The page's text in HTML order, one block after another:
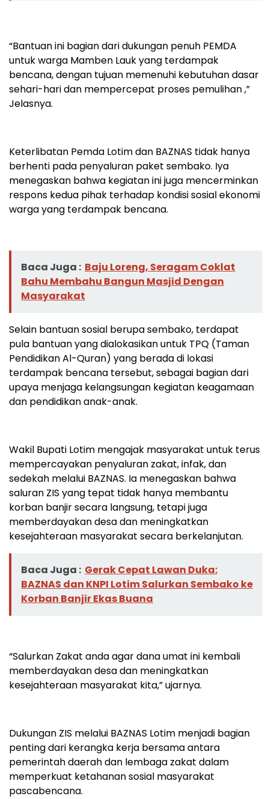
“Bantuan ini bagian dari dukungan penuh PEMDA
untuk warga Mamben Lauk yang terdampak
bencana, dengan tujuan memenuhi kebutuhan dasar
sehari-hari dan mempercepat proses pemulihan ,”
Jelasnya.
Keterlibatan Pemda Lotim dan BAZNAS tidak hanya
berhenti pada penyaluran paket sembako. Iya
menegaskan bahwa kegiatan ini juga mencerminkan
respons kedua pihak terhadap kondisi sosial ekonomi
warga yang terdampak bencana.
Baca Juga : Baju Loreng, Seragam Coklat
Bahu Membahu Bangun Masjid Dengan
Masyarakat
Selain bantuan sosial berupa sembako, terdapat
pula bantuan yang dialokasikan untuk TPQ (Taman
Pendidikan Al-Quran) yang berada di lokasi
terdampak bencana tersebut, sebagai bagian dari
upaya menjaga kelangsungan kegiatan keagamaan
dan pendidikan anak-anak.
Wakil Bupati Lotim mengajak masyarakat untuk terus
mempercayakan penyaluran zakat, infak, dan
sedekah melalui BAZNAS. Ia menegaskan bahwa
saluran ZIS yang tepat tidak hanya membantu
korban banjir secara langsung, tetapi juga
memberdayakan desa dan meningkatkan
kesejahteraan masyarakat secara berkelanjutan.
Baca Juga : Gerak Cepat Lawan Duka:
BAZNAS dan KNPI Lotim Salurkan Sembako ke
Korban Banjir Ekas Buana
“Salurkan Zakat anda agar dana umat ini kembali
memberdayakan desa dan meningkatkan
kesejahteraan masyarakat kita,” ujarnya.
Dukungan ZIS melalui BAZNAS Lotim menjadi bagian
penting dari kerangka kerja bersama antara
pemerintah daerah dan lembaga zakat dalam
memperkuat ketahanan sosial masyarakat
pascabencana.